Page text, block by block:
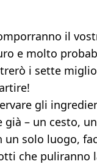
il
e molto
i sette
gli
già – un cesto,
solo luogo,
che puliranno